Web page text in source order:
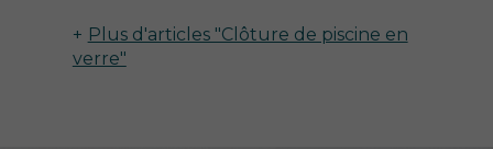
Plus d'articles "Clôture de piscine en
verre"